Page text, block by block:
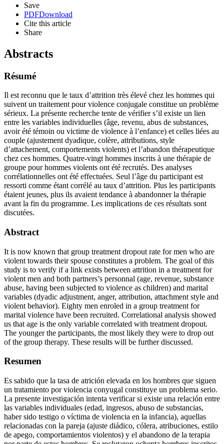
Save
PDFDownload
Cite this article
Share
Abstracts
Résumé
Il est reconnu que le taux d’attrition très élevé chez les hommes qui
suivent un traitement pour violence conjugale constitue un problème
sérieux. La présente recherche tente de vérifier s’il existe un lien
entre les variables individuelles (âge, revenu, abus de substances,
avoir été témoin ou victime de violence à l’enfance) et celles liées au
couple (ajustement dyadique, colère, attributions, style
d’attachement, comportements violents) et l’abandon thérapeutique
chez ces hommes. Quatre-vingt hommes inscrits à une thérapie de
groupe pour hommes violents ont été recrutés. Des analyses
corrélationnelles ont été effectuées. Seul l’âge du participant est
ressorti comme étant corrélé au taux d’attrition. Plus les participants
étaient jeunes, plus ils avaient tendance à abandonner la thérapie
avant la fin du programme. Les implications de ces résultats sont
discutées.
Abstract
It is now known that group treatment dropout rate for men who are
violent towards their spouse constitutes a problem. The goal of this
study is to verify if a link exists between attrition in a treatment for
violent men and both partners’s personnal (age, revenue, substance
abuse, having been subjected to violence as children) and marital
variables (dyadic adjustment, anger, attribution, attachment style and
violent behavior). Eighty men enroled in a group treatment for
marital violence have been recruited. Correlational analysis showed
us that age is the only variable correlated with treatment dropout.
The younger the participants, the most likely they were to drop out
of the group therapy. These results will be further discussed.
Resumen
Es sabido que la tasa de atrición elevada en los hombres que siguen
un tratamiento por violencia conyugal constituye un problema serio.
La presente investigación intenta verificar si existe una relación entre
las variables individuales (edad, ingresos, abuso de substancias,
haber sido testigo o víctima de violencia en la infancia), aquellas
relacionadas con la pareja (ajuste diádico, cólera, atribuciones, estilo
de apego, comportamientos violentos) y el abandono de la terapia